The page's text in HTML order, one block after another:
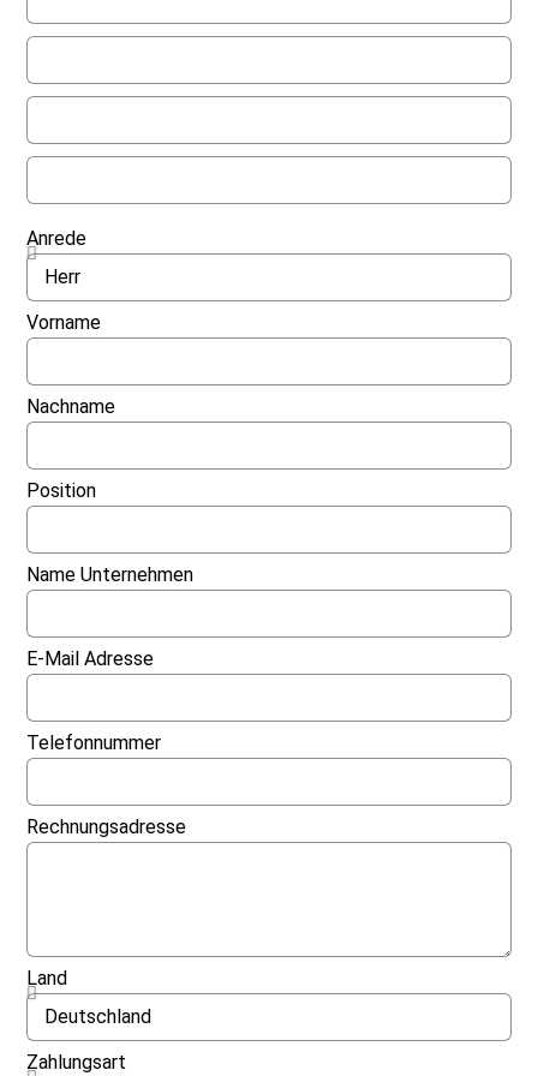
Anrede
Vorname
Nachname
Position
Name Unternehmen
E-Mail Adresse
Telefonnummer
Rechnungsadresse
Land
Zahlungsart